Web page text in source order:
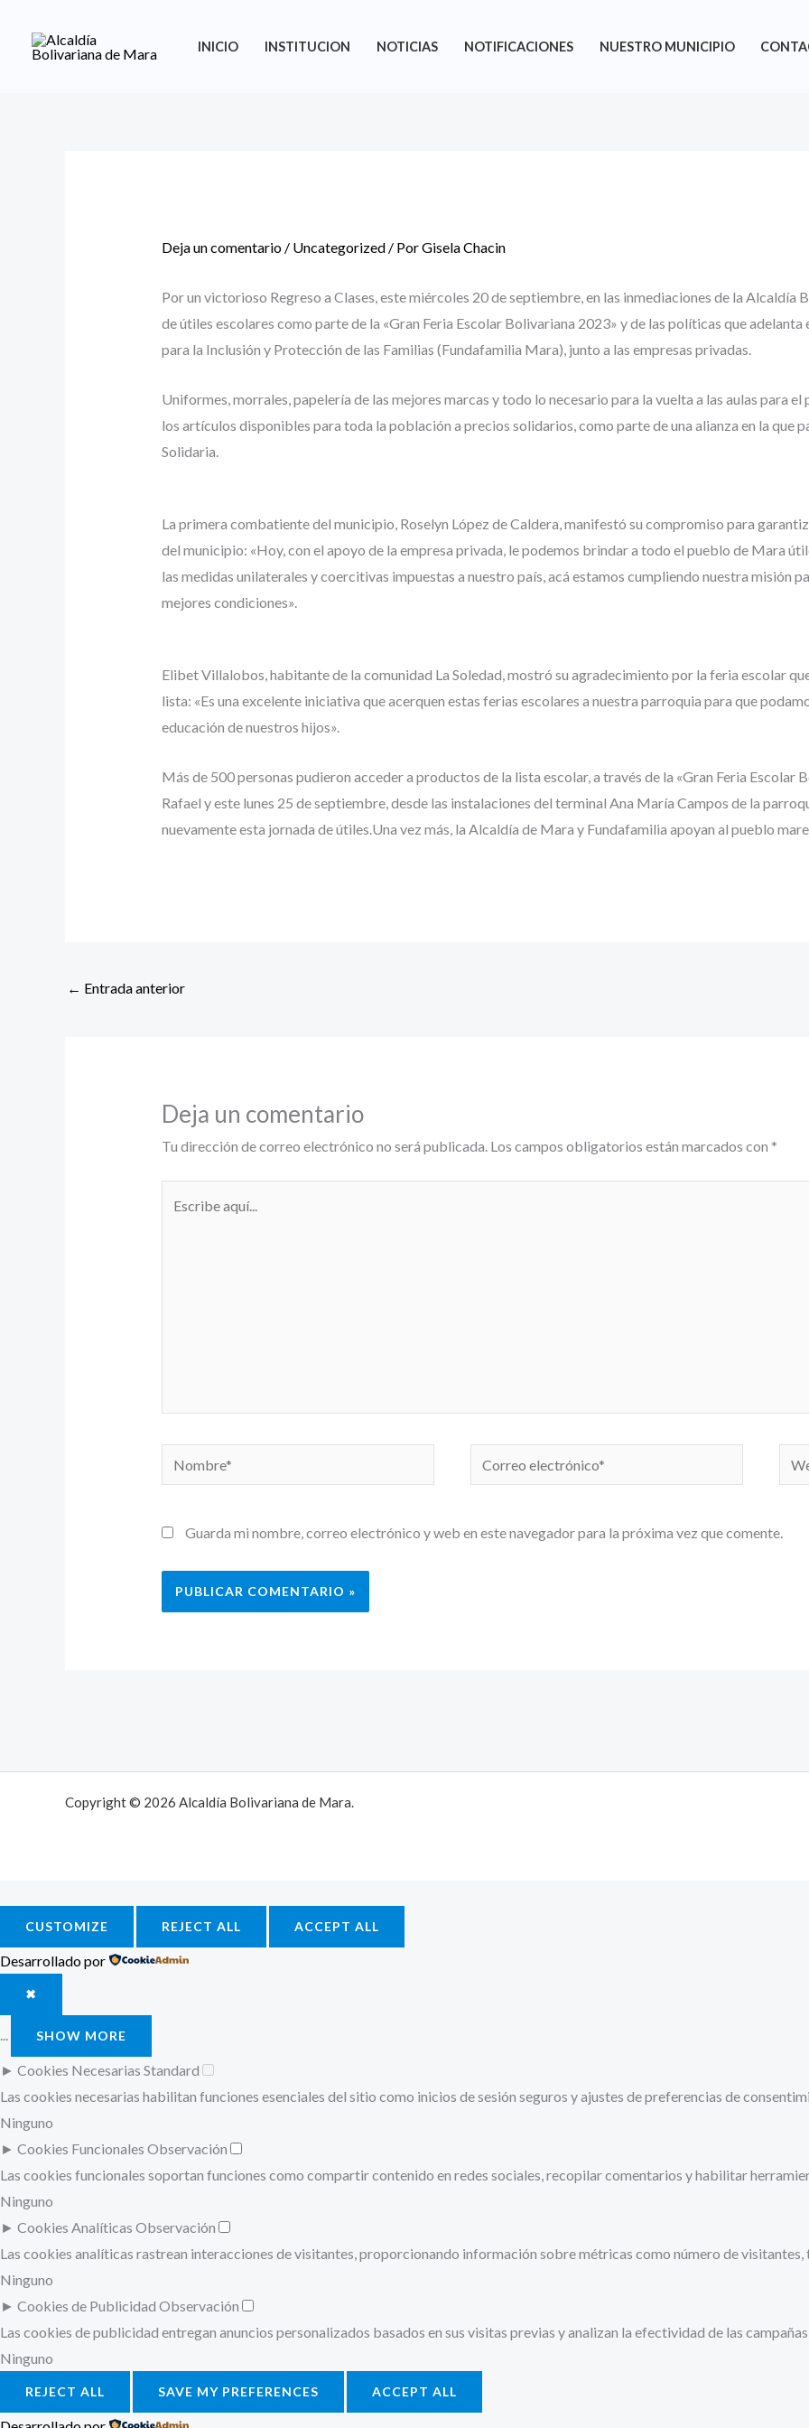
contenido
INICIO INSTITUCION NOTICIAS NOTIFICACIONES NUESTRO MUNICIPIO
Deja un comentario / Uncategorized/ PorGisela Chacin
Por un victorioso Regreso a Clases, este miércoles 20 de septiembre, en las inmediaciones de la Alcaldía
de útiles escolares como parte de la «Gran Feria Escolar Bolivariana 2023» y de las políticas que
para la Inclusión y Protección de las Familias (Fundafamilia Mara), junto a las empresas privadas.
Uniformes, morrales, papelería de las mejores marcas y todo lo necesario para la vuelta a las aulas para
los artículos disponibles para toda la población a precios solidarios, como parte de una alianza en la que
Solidaria.
La primera combatiente del municipio, Roselyn López de Caldera, manifestó su compromiso para
del municipio: «Hoy, con el apoyo de la empresa privada, le podemos brindar a todo el pueblo de Mara
las medidas unilaterales y coercitivas impuestas a nuestro país, acá estamos cumpliendo nuestra misión
mejores condiciones».
Elibet Villalobos, habitante de la comunidad La Soledad, mostró su agradecimiento por la feria escolar
lista: «Es una excelente iniciativa que acerquen estas ferias escolares a nuestra parroquia para que
educación de nuestros hijos».
Más de 500 personas pudieron acceder a productos de la lista escolar, a través de la «Gran Feria Escolar
Rafael y este lunes 25 de septiembre, desde las instalaciones del terminal Ana María Campos de la
nuevamente esta jornada de útiles.Una vez más, la Alcaldía de Mara y Fundafamilia apoyan al pueblo
← Entrada anterior
Deja un comentario
Tu dirección de correo electrónico no será publicada. Los campos obligatorios están marcados con *
Nombre*
Correo
electrónico*
Web
Guarda mi nombre, correo electrónico y web en este navegador para la próxima vez que comente.
Copyright © 2026 Alcaldía Bolivariana de Mara.
CUSTOMIZE REJECT ALL ACCEPT ALL
Desarrollado por
✖
... SHOW MORE
► Cookies Necesarias Standard
Las cookies necesarias habilitan funciones esenciales del sitio como inicios de sesión seguros y ajustes de preferencias de
Ninguno
► Cookies Funcionales Observación
Las cookies funcionales soportan funciones como compartir contenido en redes sociales, recopilar comentarios y habilitar
Ninguno
► Cookies Analíticas Observación
Las cookies analíticas rastrean interacciones de visitantes, proporcionando información sobre métricas como número de
Ninguno
► Cookies de Publicidad Observación
Las cookies de publicidad entregan anuncios personalizados basados en sus visitas previas y analizan la efectividad de las
Ninguno
REJECT ALL SAVE MY PREFERENCES ACCEPT ALL